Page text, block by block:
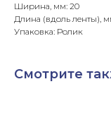
Ширина, мм: 20
Длина (вдоль ленты),
Упаковка: Ролик
Смотрите